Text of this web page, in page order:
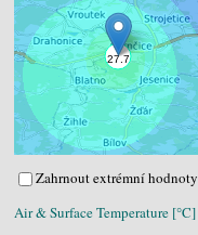
Zahrnout extrémní hodnoty
Air & Surface Temperature [°C]